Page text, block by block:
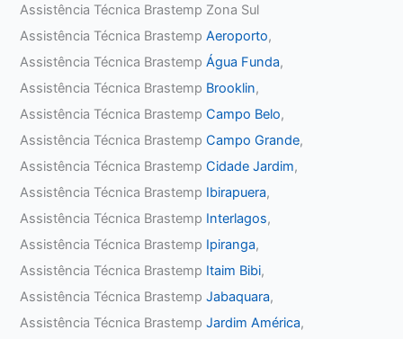
Assistência Técnica Brastemp Zona Sul
Assistência Técnica BrastempAeroporto,
Assistência Técnica BrastempÁgua Funda,
Assistência Técnica Brastemp Brooklin,
Assistência Técnica BrastempCampo Belo,
Assistência Técnica BrastempCampo Grande,
Assistência Técnica BrastempCidade Jardim,
Assistência Técnica Brastemp Ibirapuera,
Assistência Técnica Brastemp Interlagos,
Assistência Técnica Brastemp Ipiranga,
Assistência Técnica Brastemp Itaim Bibi,
Assistência Técnica BrastempJabaquara,
Assistência Técnica BrastempJardim América,